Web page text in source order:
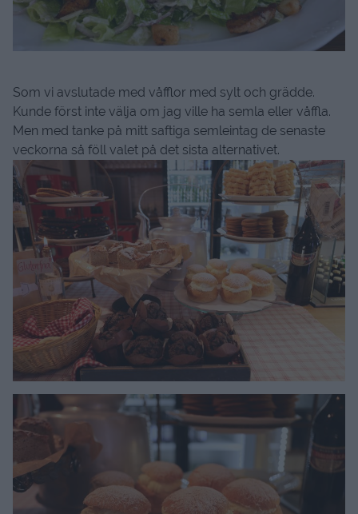
Som vi avslutade med våfflor med sylt och grädde.
Kunde först inte välja om jag ville ha semla eller våffla.
Men med tanke på mitt saftiga semleintag de senaste
veckorna så föll valet på det sista alternativet.